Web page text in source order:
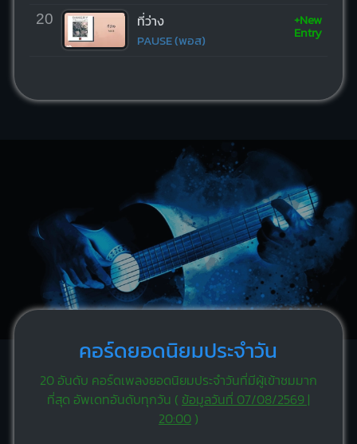
20 ที่ว่าง
PAUSE (พอส)
+New
Entry
คอร์ดยอดนิยมประจำวัน
20 อันดับ คอร์ดเพลงยอดนิยมประจำวันที่มีผู้เข้าชมมาก
ที่สุด อัพเดทอันดับทุกวัน ( ข้อมูลวันที่ 07/08/2569 |
20:00)